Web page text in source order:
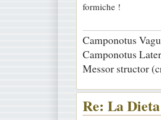
formiche !
Camponotus
Camponotus
Messor structor
Re: La